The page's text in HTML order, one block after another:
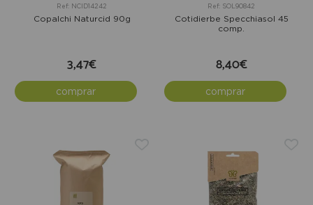
Ref: NCID14242
Copalchi Naturcid 90g
3,47€
comprar
Ref: SOL90842
Cotidierbe Specchiasol 45
comp.
8,40€
comprar